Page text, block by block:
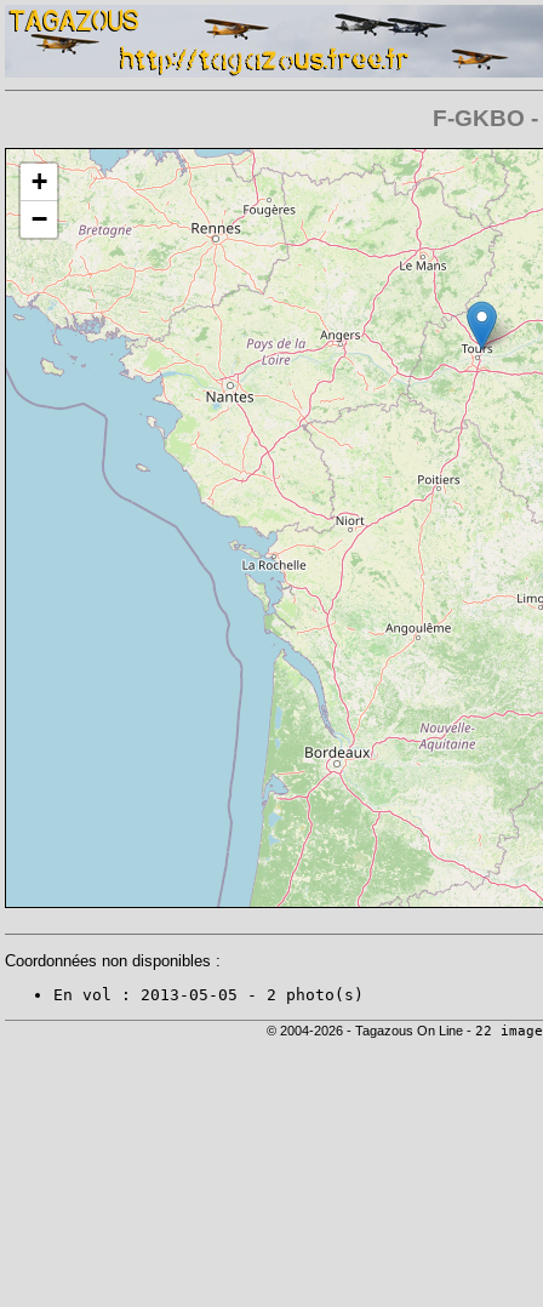
F-GKBO -
Chargement de la carte en cours
+
−
Coordonnées non disponibles :
En vol : 2013-05-05 - 2 photo(s)
© 2004-2026 - Tagazous On Line - 22